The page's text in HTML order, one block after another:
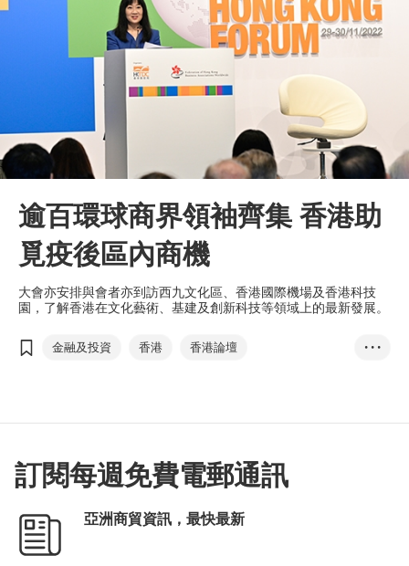
逾百環球商界領袖齊集 香港助
覓疫後區內商機
大會亦安排與會者亦到訪西九文化區、香港國際機場及香港科技
園，了解香港在文化藝術、基建及創新科技等領域上的最新發展。
金融及投資 香港
香港論壇
創業快綫
初創 李家超
林建岳
• • •
訂閱每週免費電郵通訊
亞洲商貿資訊，最快最新